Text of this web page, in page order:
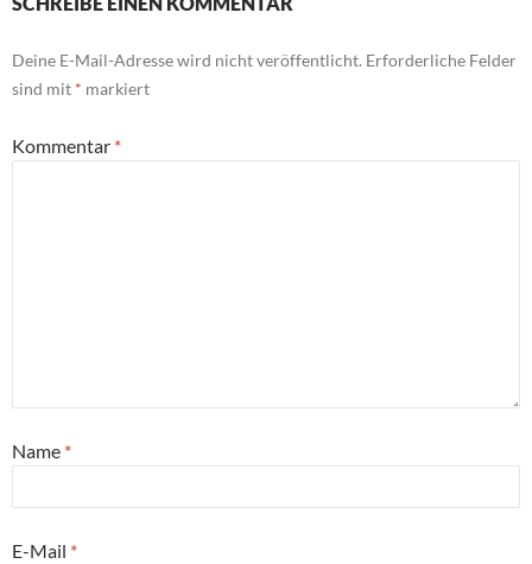
Deine E-Mail-Adresse wird nicht veröffentlicht. Erforderliche Felder
sind mit * markiert
Kommentar *
Name *
E-Mail *